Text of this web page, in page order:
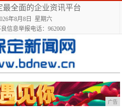
最全面的企业资讯平台
年8月8日 星期六
信息举报电话：962000
广告